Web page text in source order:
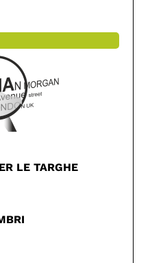
LE TARGHE